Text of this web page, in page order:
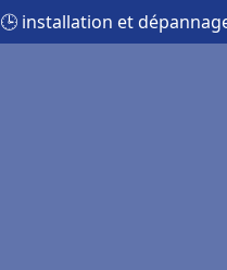
🕒 installation et